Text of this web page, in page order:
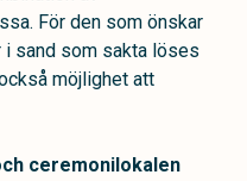
För den som önskar
i sand som sakta löses
möjlighet att
ceremonilokalen